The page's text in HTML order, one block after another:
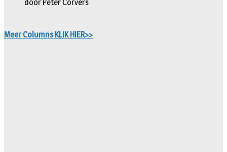
door Peter Corvers
Meer Columns KLIK HIER>>